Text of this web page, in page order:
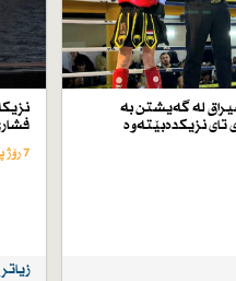
لە گەیشتن بە
تای نزیكدەبێتەوە
7 رۆژ پێش ئێستا
زیاتر